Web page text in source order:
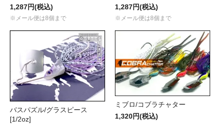
1,287円(税込)
※メール便は8個まで
1,287円(税込)
※メール便は8個まで
バスパズル/グラスピース
[1/2oz]
ミブロ/コブラチャター
1,320円(税込)